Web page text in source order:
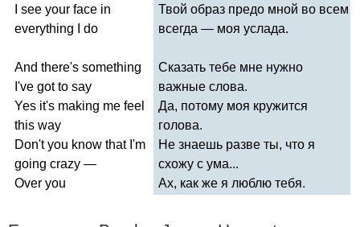
see your face in
everything
do
And there's something
I've got to say
Yes it's making me feel
this way
Don't you know that I'm
going crazy —
Over you
Твой образ предо мной во всем
всегда — моя услада.
Сказать тебе мне нужно
важные слова.
Да, потому моя кружится
голова.
Не знаешь разве ты, что я
схожу с ума...
Ах, как же я люблю тебя.